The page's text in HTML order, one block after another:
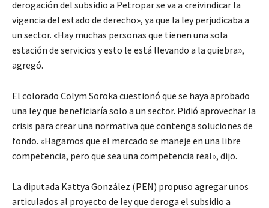
derogación del subsidio a Petropar se va a «reivindicar la
vigencia del estado de derecho», ya que la ley perjudicaba a
un sector. «Hay muchas personas que tienen una sola
estación de servicios y esto le está llevando a la quiebra»,
agregó.
El colorado Colym Soroka cuestionó que se haya aprobado
una ley que beneficiaría solo a un sector. Pidió aprovechar la
crisis para crear una normativa que contenga soluciones de
fondo. «Hagamos que el mercado se maneje en una libre
competencia, pero que sea una competencia real», dijo.
La diputada Kattya González (PEN) propuso agregar unos
articulados al proyecto de ley que deroga el subsidio a